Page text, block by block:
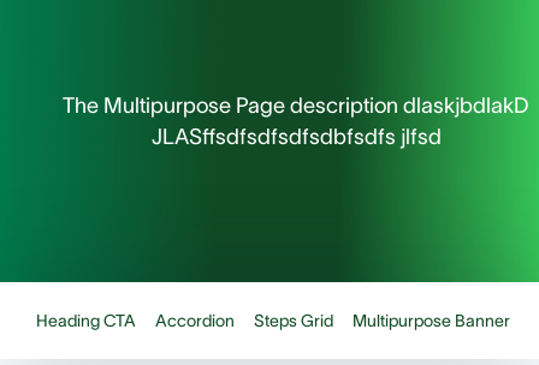
The Multipurpose Page description dlaskjbdlakD
JLASffsdfsdfsdfsdbfsdfs jlfsd
Heading CTA Accordion Steps Grid Multipurpose Banner